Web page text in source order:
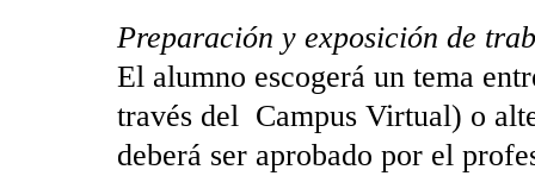
Preparación y exposición de
El alumno escogerá un tema
través del Campus Virtual) o
deberá ser aprobado por el